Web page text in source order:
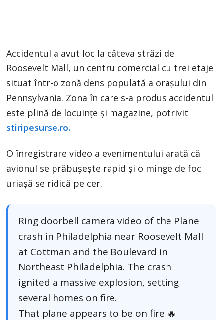
Accidentul a avut loc la câteva străzi de
Roosevelt Mall, un centru comercial cu trei etaje
situat într-o zonă dens populată a oraşului din
Pennsylvania. Zona în care s-a produs accidentul
este plină de locuinţe şi magazine, potrivit
stiripesurse.ro.
O înregistrare video a evenimentului arată că
avionul se prăbuşeşte rapid şi o minge de foc
uriaşă se ridică pe cer.
Ring doorbell camera video of the Plane
crash in Philadelphia near Roosevelt Mall
at Cottman and the Boulevard in
Northeast Philadelphia. The crash
ignited a massive explosion, setting
several homes on fire.
That plane appears to be on fire 🔥